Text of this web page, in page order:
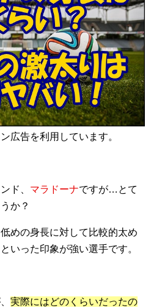
広告を利用しています。
ド、 マラドーナですが…とて
か？
めの身長に対して比較的太め
といった印象が強い選手です。
実際にはどのくらいだったの